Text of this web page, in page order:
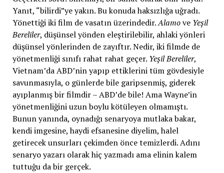
Yanıt, “bilirdi”ye yakın. Bu konuda haksızlığa uğradı.
Yönettiği iki film de vasatın üzerindedir.Alamove Yeşil
Bereliler, düşünsel yönden eleştirilebilir, ahlaki yönleri
düşünsel yönlerinden de zayıftır. Nedir, iki filmde de
yönetmenliği sınıfı rahat rahat geçer. Yeşil Bereliler,
Vietnam’da ABD’nin yapıp ettiklerini tüm gövdesiyle
savunmasıyla, o günlerde bile garipsenmiş, giderek
ayıplanmış bir filmdir – ABD’de bile! Ama Wayne’in
yönetmenliğini uzun boylu kötüleyen olmamıştı.
Bunun yanında, oynadığı senaryoya mutlaka bakar,
kendi imgesine, haydi efsanesine diyelim, halel
getirecek unsurları çekimden önce temizlerdi. Adını
senaryo yazarı olarak hiç yazmadı ama elinin kalem
tuttuğu da bir gerçek.